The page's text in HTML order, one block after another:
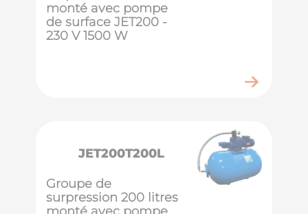
monté avec pompe
de surface JET200 -
230 V 1500 W
JET200T200L
Groupe de
surpression 200 litres
monté avec pompe